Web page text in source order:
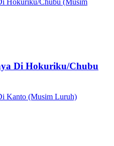
Di Hokuriku/Chubu